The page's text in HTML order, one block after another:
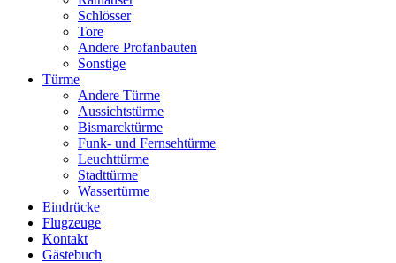
Schlösser
Tore
Andere Profanbauten
Sonstige
Türme
Andere Türme
Aussichtstürme
Bismarcktürme
Funk- und Fernsehtürme
Leuchttürme
Stadttürme
Wassertürme
Eindrücke
Flugzeuge
Kontakt
Gästebuch